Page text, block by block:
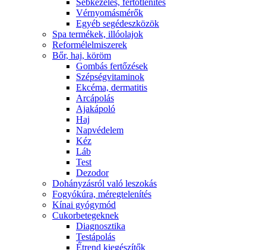
Sebkezelés, fertőtlenítés
Vérnyomásmérők
Egyéb segédeszközök
Spa termékek, illóolajok
Reformélelmiszerek
Bőr, haj, köröm
Gombás fertőzések
Szépségvitaminok
Ekcéma, dermatitis
Arcápolás
Ajakápoló
Haj
Napvédelem
Kéz
Láb
Test
Dezodor
Dohányzásról való leszokás
Fogyókúra, méregtelenítés
Kínai gyógymód
Cukorbetegeknek
Diagnosztika
Testápolás
É́trend kiegészítők